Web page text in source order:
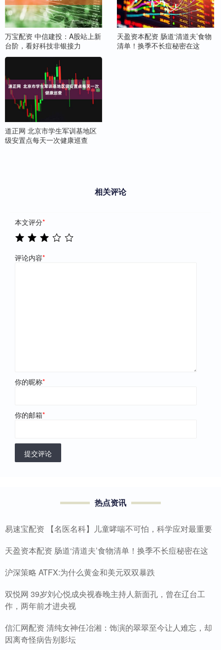
万宝配资 中信建投：A股站上新
台阶，看好科技非银接力
天盈资本配资 肠道‘清道夫’食物
清单！换季不长痘秘密在这
道正网 北京市学生军训基地区
级安置点每天一次健康巡查
相关评论
本文评分*
评论内容*
你的昵称*
你的邮箱*
提交评论
热点资讯
易速宝配资 【名医名科】儿童哮喘不可怕，科学应对最重要
天盈资本配资 肠道‘清道夫’食物清单！换季不长痘秘密在这
沪深策略 ATFX:为什么黄金和美元双双暴跌
双悦网 39岁刘心悦成央视春晚主持人新面孔，曾在辽台工
作，两年前才进央视
信汇网配资 清纯女神任冶湘：饰演的翠翠至今让人难忘，却
因离奇怪病告别影坛